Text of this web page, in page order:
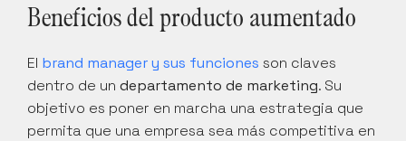
Beneficios del producto aumentado
El brand manager y sus funciones son claves
dentro de un departamento de marketing. Su
objetivo es poner en marcha una estrategia que
permita que una empresa sea más competitiva en